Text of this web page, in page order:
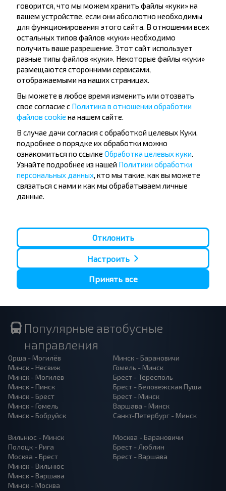
остановка пл. Ленина напротив м-на /Золотая рыбка/
остановка Гостиница Могилев
Хотите
путешествовать
дешевле?
Не пропусти специальные акции, скидки и
другие интересные предложения INFOBUS.
Подпишись на получение новостей и
путешествуй с нами дешевле!
Подписаться
Популярные автобусные
направления
Орша - Могилёв
Минск - Несвиж
Минск - Могилёв
Минск - Пинск
Минск - Брест
Минск - Гомель
Минск - Бобруйск
Минск - Барановичи
Гомель - Минск
Брест - Тересполь
Брест - Беловежская Пуща
Брест - Минск
Варшава - Минск
Санкт-Петербург - Минск
Вильнюс - Минск
Полоцк - Рига
Москва - Брест
Минск - Вильнюс
Минск - Варшава
Минск - Москва
Москва - Барановичи
Брест - Люблин
Брест - Варшава
говорится, что мы можем хранить файлы «куки» на
вашем устройстве, если они абсолютно необходимы
для функционирования этого сайта. В отношении всех
остальных типов файлов «куки» необходимо
получить ваше разрешение. Этот сайт использует
разные типы файлов «куки». Некоторые файлы «куки»
размещаются сторонними сервисами,
отображаемыми на наших страницах.
Вы можете в любое время изменить или отозвать
свое согласие с Политика в отношении обработки
файлов cookie на нашем сайте.
В случае дачи согласия с обработкой целевых Куки,
подробнее о порядке их обработки можно
ознакомиться по ссылке Обработка целевых куки
Узнайте подробнее из нашей Политики обработки
персональных данных , кто мы такие, как вы можете
связаться с нами и как мы обрабатываем личные
данные.
Отклонить
Настроить
Принять все